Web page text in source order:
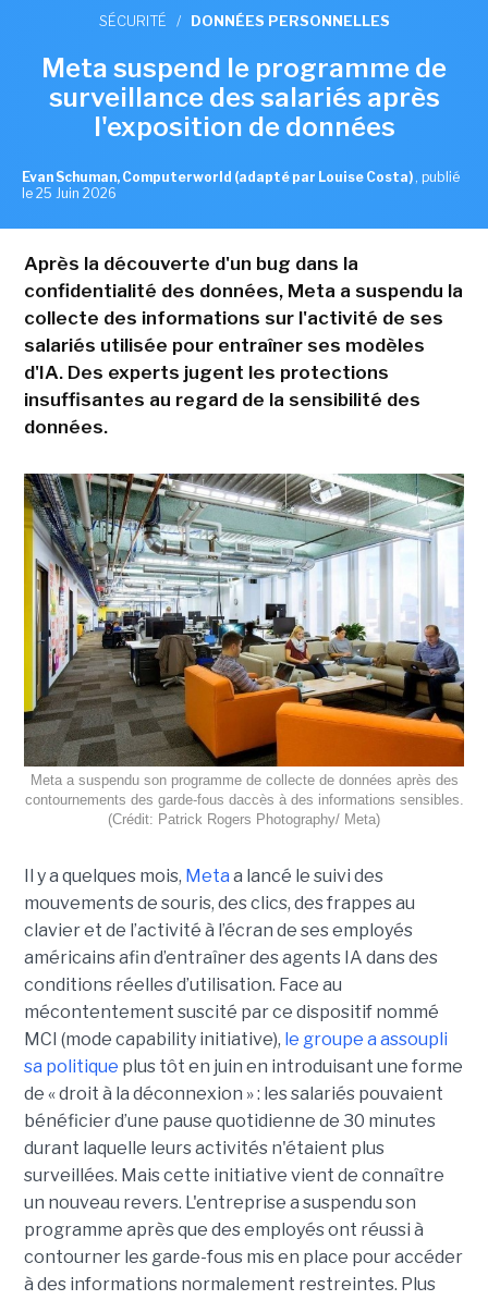
SÉCURITÉ / DONNÉES PERSONNELLES
Meta suspend le programme de
surveillance des salariés après
l'exposition de données
Evan Schuman, Computerworld (adapté par Louise Costa) , publié
le 25 Juin 2026
Après la découverte d'un bug dans la
confidentialité des données, Meta a suspendu la
collecte des informations sur l'activité de ses
salariés utilisée pour entraîner ses modèles
d'IA. Des experts jugent les protections
insuffisantes au regard de la sensibilité des
données.
Meta a suspendu son programme de collecte de données après des
contournements des garde-fous daccès à des informations sensibles.
(Crédit: Patrick Rogers Photography/ Meta)
Il y a quelques mois, Meta a lancé le suivi des
mouvements de souris, des clics, des frappes au
clavier et de l’activité à l’écran de ses employés
américains afin d’entraîner des agents IA dans des
conditions réelles d’utilisation. Face au
mécontentement suscité par ce dispositif nommé
MCI (mode capability initiative), le groupe a assoupli
sa politique plus tôt en juin en introduisant une forme
de « droit à la déconnexion » : les salariés pouvaient
bénéficier d’une pause quotidienne de 30 minutes
durant laquelle leurs activités n'étaient plus
surveillées. Mais cette initiative vient de connaître
un nouveau revers. L'entreprise a suspendu son
programme après que des employés ont réussi à
contourner les garde-fous mis en place pour accéder
à des informations normalement restreintes. Plus